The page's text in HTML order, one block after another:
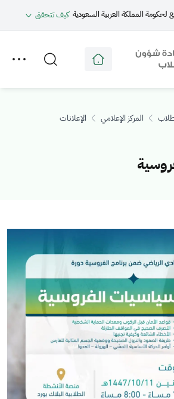
المملكة العربية السعودية كيف تتحقق
المركز الإعلامي
الإعلانات